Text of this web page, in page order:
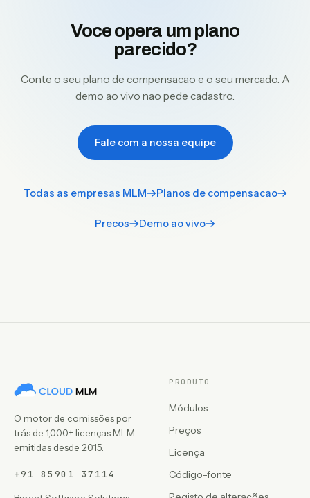
Voce opera um plano
parecido?
Conte o seu plano de compensacao e o seu mercado. A
demo ao vivo nao pede cadastro.
Fale com a nossa equipe
Todas as empresas MLM Planos de compensacao
Precos Demo ao vivo
O motor de comissões por
trás de 1,000+ licenças MLM
emitidas desde 2015.
+91 85901 37114
PRODUTO
Módulos
Preços
Licença
Código-fonte